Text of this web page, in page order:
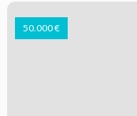
50.000 €